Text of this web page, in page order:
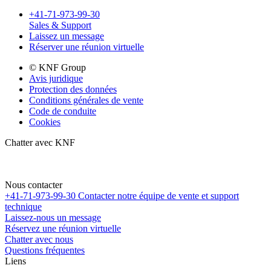
+41-71-973-99-30
Sales & Support
Laissez un message
Réserver une réunion virtuelle
© KNF Group
Avis juridique
Protection des données
Conditions générales de vente
Code de conduite
Cookies
Chatter avec KNF
Nous contacter
+41-71-973-99-30 Contacter notre équipe de vente et support
technique
Laissez-nous un message
Réservez une réunion virtuelle
Chatter avec nous
Questions fréquentes
Liens